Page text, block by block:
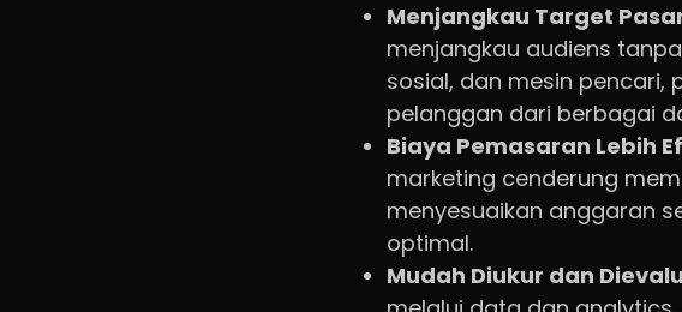
Menjangkau Target
menjangkau audiens
sosial, dan mesin pencari,
pelanggan dari berbagai
Biaya Pemasaran Lebih
marketing cenderung
menyesuaikan anggaran
optimal.
Mudah Diukur dan